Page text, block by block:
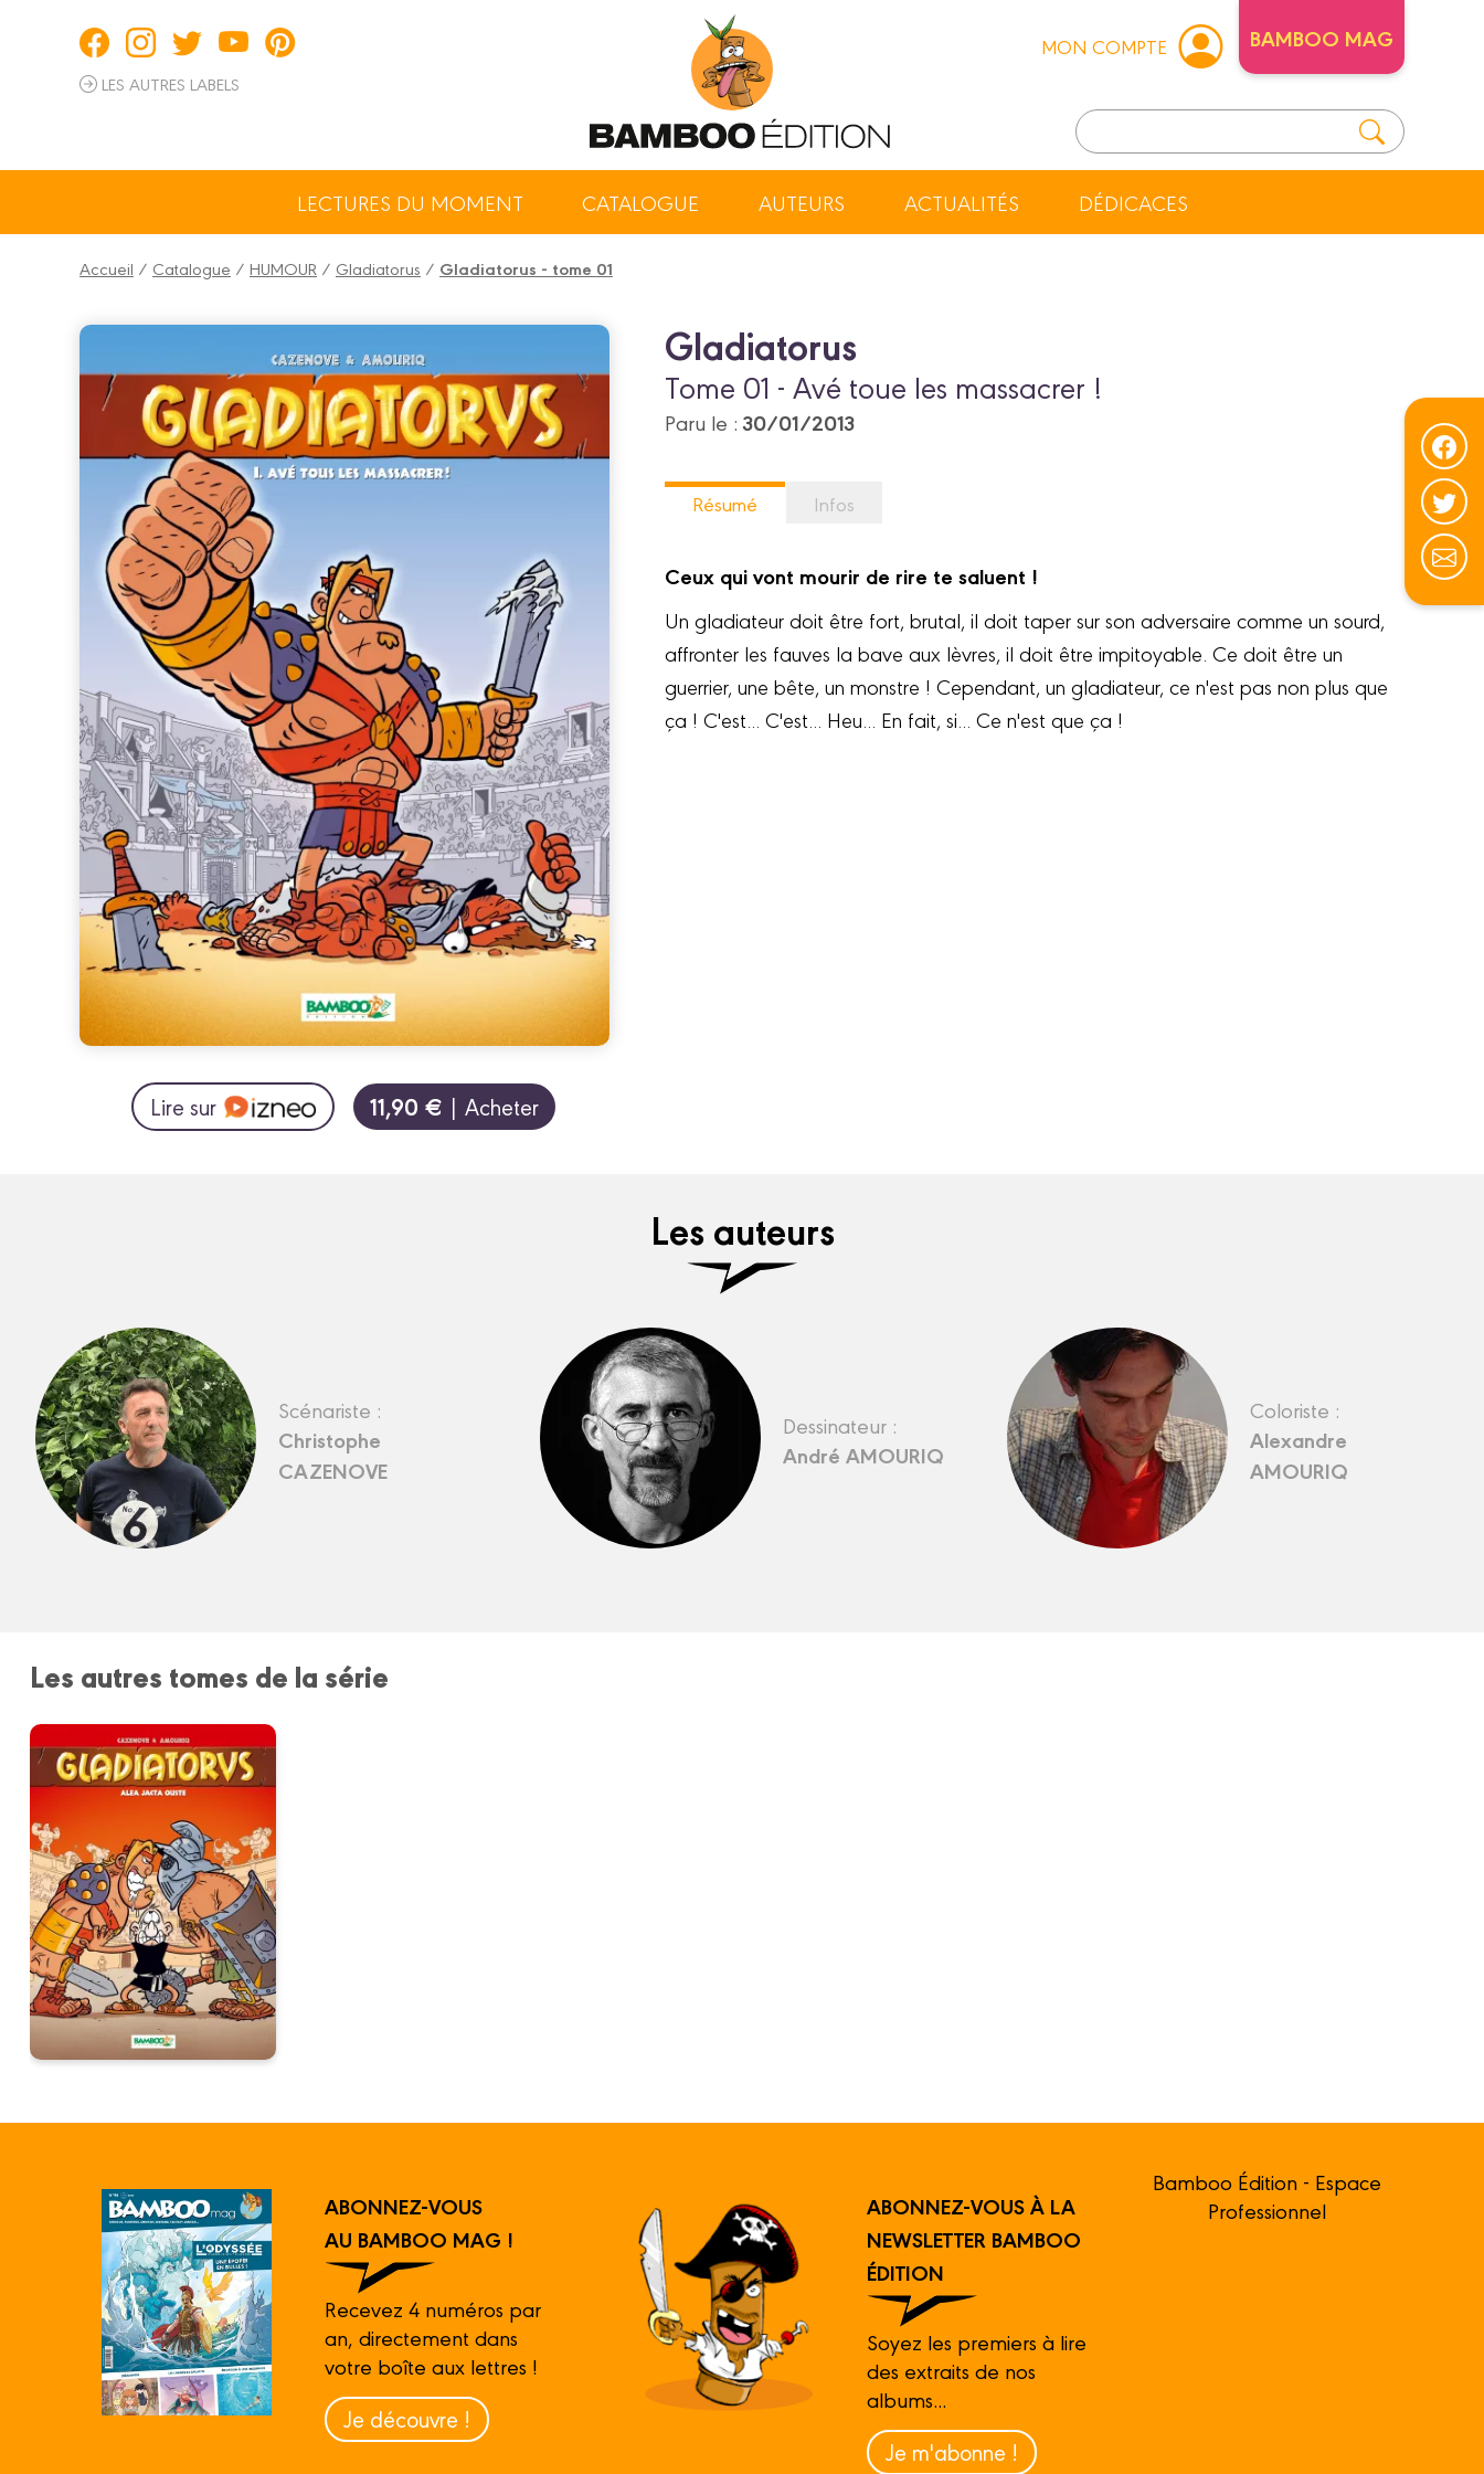
LES AUTRES LABELS
MON COMPTE BAMBOO MAG
LECTURES DU MOMENT CATALOGUE AUTEURS ACTUALITÉS DÉDICACES
Accueil / Catalogue / HUMOUR / Gladiatorus / Gladiatorus - tome 01
Lire sur 11,90 € | Acheter
Gladiatorus
Tome 01 - Avé toue les massacrer !
Paru le :30/01/2013
Résumé Infos
Ceux qui vont mourir de rire te saluent !
Un gladiateur doit être fort, brutal, il doit taper sur son adversaire comme un sourd,
affronter les fauves la bave aux lèvres, il doit être impitoyable. Ce doit être un
guerrier, une bête, un monstre ! Cependant, un gladiateur, ce n'est pas non plus que
ça ! C'est... C'est... Heu... En fait, si... Ce n'est que ça !
Les auteurs
Scénariste :
Christophe
CAZENOVE
Dessinateur :
André AMOURIQ
Coloriste :
Alexandre
AMOURIQ
Les autres tomes de la série
ABONNEZ-VOUS
AU BAMBOO MAG !
Recevez 4 numéros par
an, directement dans
votre boîte aux lettres !
Je découvre !
ABONNEZ-VOUS À LA
NEWSLETTER BAMBOO
ÉDITION
Soyez les premiers à lire
des extraits de nos
albums...
Je m'abonne !
Bamboo Édition - Espace
Professionnel